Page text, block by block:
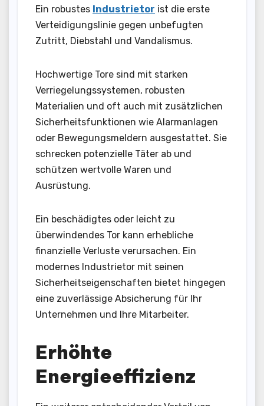
Ein robustes Industrietor ist die erste
Verteidigungslinie gegen unbefugten
Zutritt, Diebstahl und Vandalismus.
Hochwertige Tore sind mit starken
Verriegelungssystemen, robusten
Materialien und oft auch mit zusätzlichen
Sicherheitsfunktionen wie Alarmanlagen
oder Bewegungsmeldern ausgestattet. Sie
schrecken potenzielle Täter ab und
schützen wertvolle Waren und
Ausrüstung.
Ein beschädigtes oder leicht zu
überwindendes Tor kann erhebliche
finanzielle Verluste verursachen. Ein
modernes Industrietor mit seinen
Sicherheitseigenschaften bietet hingegen
eine zuverlässige Absicherung für Ihr
Unternehmen und Ihre Mitarbeiter.
Erhöhte
Energieeffizienz